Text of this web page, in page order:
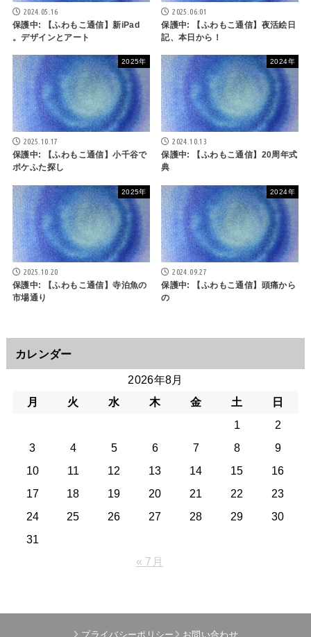
2024.05.16
保護中: 【ふわもこ通信】新iPad
。デザインとアート
2025.06.01
保護中: 【ふわもこ通信】夜活絵日
記、本日から！
2025年
2025.10.17
保護中: 【ふわもこ通信】小千谷で
ポケふた探し
2024年
2024.10.13
保護中: 【ふわもこ通信】20周年式
典
2025年
2025.10.20
保護中: 【ふわもこ通信】寺泊魚の
市場通り
2024年
2024.09.27
保護中: 【ふわもこ通信】頭痛から
の
カレンダー
2026年8月
月
火 水 木 金 土
日
1
2
3
4 5 6 7 8
9
10
11 12 13 14 15
16
17
18 19 20 21 22
23
24
25 26 27 28 29
30
31
« 7月
プライバシーポリシー お問い合わせ